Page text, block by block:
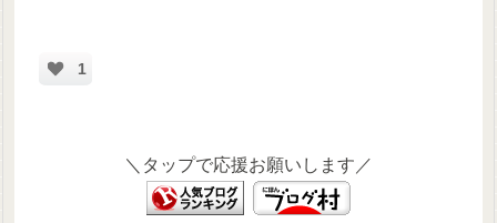
1
＼タップで応援お願いします／